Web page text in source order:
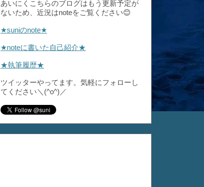
あいにくこちらのブログはもう更新予定が
ないため、近況はnoteをご覧ください😊
★suniのnote★
★noteに書いた自己紹介★
★執筆履歴★
ツイッターやってます。気軽にフォローし
てください＼(^o^)／